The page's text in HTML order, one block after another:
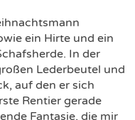
ein Hirte und ein
In der
Lederbeutel und
auf den er sich
Rentier gerade
Fantasie, die mir